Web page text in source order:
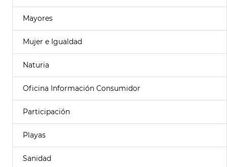
Mayores
Mujer e Igualdad
Naturia
Oficina Información Consumidor
Participación
Playas
Sanidad